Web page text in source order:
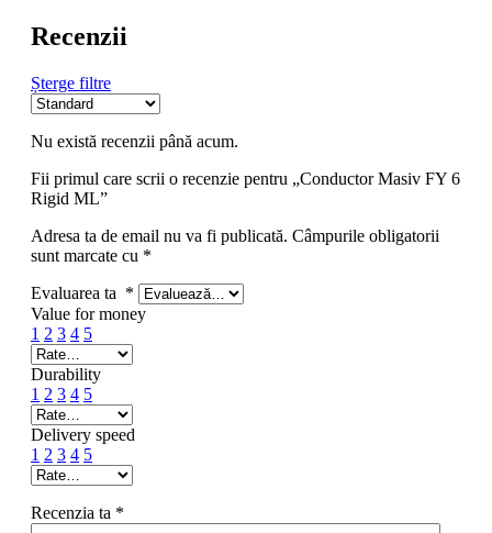
Recenzii
Șterge filtre
Nu există recenzii până acum.
Fii primul care scrii o recenzie pentru „Conductor Masiv FY 6
Rigid ML”
Adresa ta de email nu va fi publicată. Câmpurile obligatorii
sunt marcate cu *
Evaluarea ta *
Value for money
1 2 3 4 5
Durability
1 2 3 4 5
Delivery speed
1 2 3 4 5
Recenzia ta *